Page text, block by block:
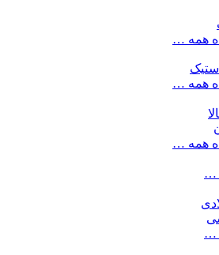
همه …
همه …
همه …
…
…